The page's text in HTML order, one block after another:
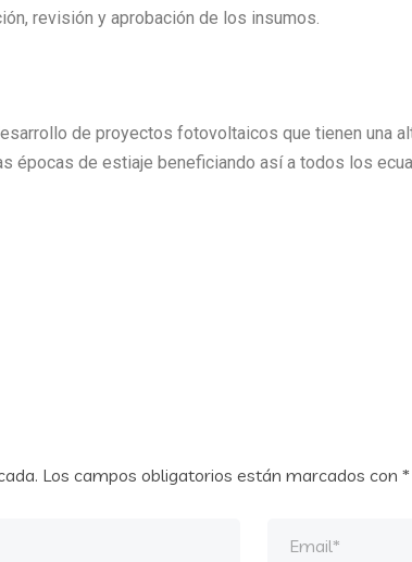
revisión y aprobación de los insumos.
de proyectos fotovoltaicos que tienen una
épocas de estiaje beneficiando así a todos los
Los campos obligatorios están marcados con *